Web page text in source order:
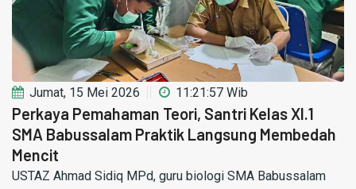
Jumat, 15 Mei 2026 11:21:57 Wib
Perkaya Pemahaman Teori, Santri Kelas XI.1
SMA Babussalam Praktik Langsung Membedah
Mencit
USTAZ Ahmad Sidiq MPd, guru biologi SMA Babussalam